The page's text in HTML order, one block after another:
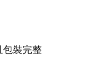
裝完整